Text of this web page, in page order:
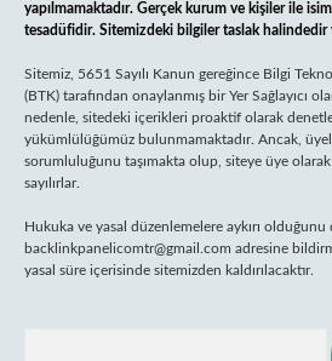
yapılmamaktadır. Gerçek kurum ve kişiler ile
tesadüfidir. Sitemizdeki bilgiler taslak halindedir
Sitemiz, 5651 Sayılı Kanun gereğince Bilgi
(BTK) tarafından onaylanmış bir Yer Sağlayıcı
nedenle, sitedeki içerikleri proaktif olarak
yükümlülüğümüz bulunmamaktadır. Ancak,
sorumluluğunu taşımakta olup, siteye üye
sayılırlar.
Hukuka ve yasal düzenlemelere aykırı
backlinkpanelicomtr@gmail.com adresine
yasal süre içerisinde sitemizden kaldırılacaktır.